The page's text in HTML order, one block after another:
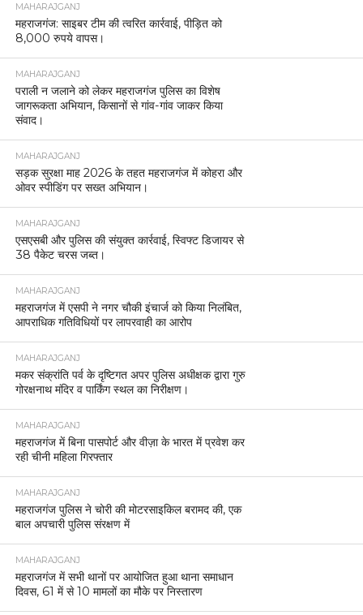
MAHARAJGANJ
महराजगंज: साइबर टीम की त्वरित कार्रवाई, पीड़ित को
8,000 रुपये वापस।
MAHARAJGANJ
पराली न जलाने को लेकर महराजगंज पुलिस का विशेष
जागरूकता अभियान, किसानों से गांव-गांव जाकर किया
संवाद।
MAHARAJGANJ
सड़क सुरक्षा माह 2026 के तहत महराजगंज में कोहरा और
ओवर स्पीडिंग पर सख्त अभियान।
MAHARAJGANJ
एसएसबी और पुलिस की संयुक्त कार्रवाई, स्विफ्ट डिजायर से
38 पैकेट चरस जब्त।
MAHARAJGANJ
महराजगंज में एसपी ने नगर चौकी इंचार्ज को किया निलंबित,
आपराधिक गतिविधियों पर लापरवाही का आरोप
MAHARAJGANJ
मकर संक्रांति पर्व के दृष्टिगत अपर पुलिस अधीक्षक द्वारा गुरु
गोरक्षनाथ मंदिर व पार्किंग स्थल का निरीक्षण।
MAHARAJGANJ
महराजगंज में बिना पासपोर्ट और वीज़ा के भारत में प्रवेश कर
रही चीनी महिला गिरफ्तार
MAHARAJGANJ
महराजगंज पुलिस ने चोरी की मोटरसाइकिल बरामद की, एक
बाल अपचारी पुलिस संरक्षण में
MAHARAJGANJ
महराजगंज में सभी थानों पर आयोजित हुआ थाना समाधान
दिवस, 61 में से 10 मामलों का मौके पर निस्तारण